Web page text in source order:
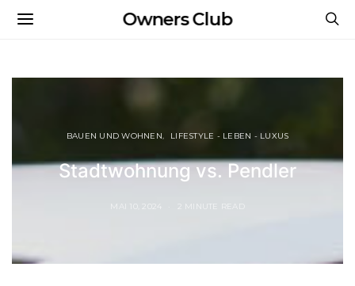
Owners Club
BAUEN UND WOHNEN LIFESTYLE - LEBEN - LUXUS
Stadtwohnung vs. Pendler
MAI 10, 2024 2 MINUTE READ